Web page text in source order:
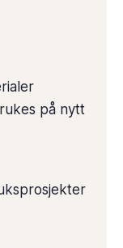
på nytt